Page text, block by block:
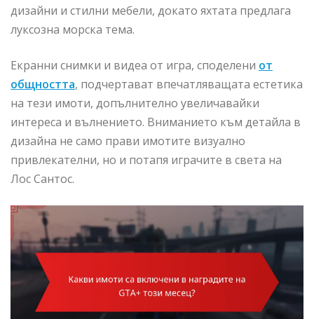
дизайни и стилни мебели, докато яхтата предлага
луксозна морска тема.
Екранни снимки и видеа от игра, споделени от
общността, подчертават впечатляващата естетика
на тези имоти, допълнително увеличавайки
интереса и вълнението. Вниманието към детайла в
дизайна не само прави имотите визуално
привлекателни, но и потапя играчите в света на
Лос Сантос.